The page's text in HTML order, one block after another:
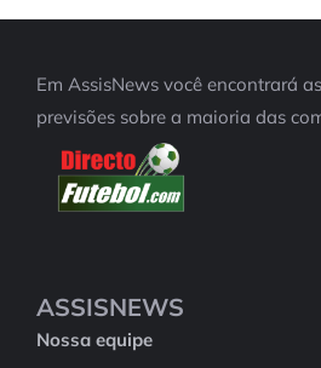
Em AssisNews você encontrará
previsões sobre a maioria das
ASSISNEWS
Nossa equipe